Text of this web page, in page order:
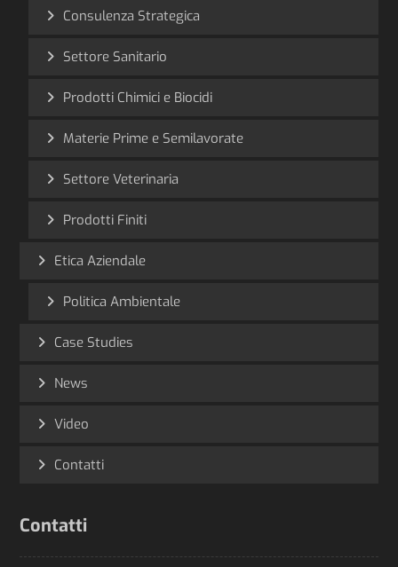
Consulenza Strategica
Settore Sanitario
Prodotti Chimici e Biocidi
Materie Prime e Semilavorate
Settore Veterinaria
Prodotti Finiti
Etica Aziendale
Politica Ambientale
Case Studies
News
Video
Contatti
Contatti